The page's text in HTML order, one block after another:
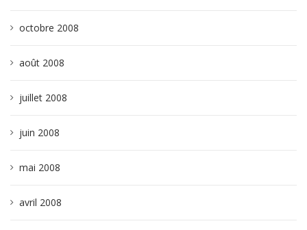
octobre 2008
août 2008
juillet 2008
juin 2008
mai 2008
avril 2008